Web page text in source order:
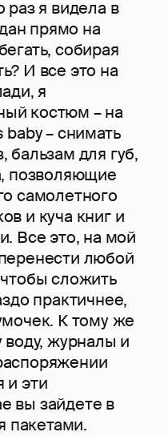
раз я видела в
прямо на
собирая
И все это на
я
костюм – на
baby – снимать
бальзам для губ,
позволяющие
самолетного
и куча книг и
Все это, на мой
любой
сложить
практичнее,
К тому же
воду, журналы и
и эти
вы зайдете в
пакетами.